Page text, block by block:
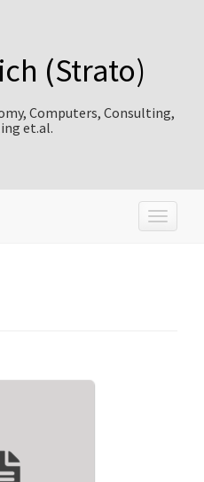
(Strato)
Computers, Consulting,
et.al.
T
o